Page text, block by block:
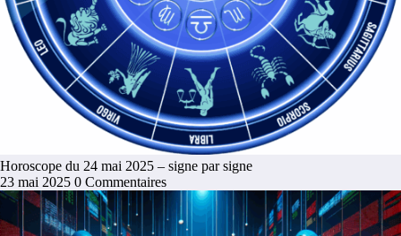
Horoscope du 24 mai 2025 – signe par signe
23 mai 2025 0 Commentaires